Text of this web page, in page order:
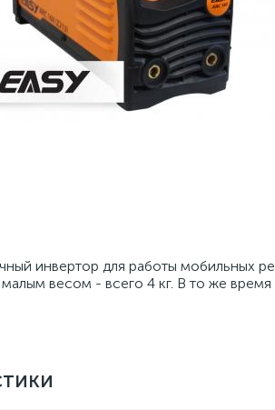
инвертор для работы мобильных
весом - всего 4 кг. В то же